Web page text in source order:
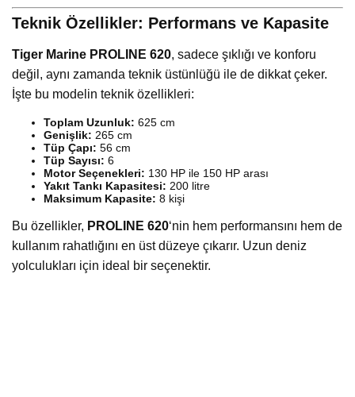
Teknik Özellikler: Performans ve Kapasite
Tiger Marine PROLINE 620, sadece şıklığı ve konforu
değil, aynı zamanda teknik üstünlüğü ile de dikkat çeker.
İşte bu modelin teknik özellikleri:
Toplam Uzunluk: 625 cm
Genişlik: 265 cm
Tüp Çapı: 56 cm
Tüp Sayısı: 6
Motor Seçenekleri: 130 HP ile 150 HP arası
Yakıt Tankı Kapasitesi: 200 litre
Maksimum Kapasite: 8 kişi
Bu özellikler, PROLINE 620‘nin hem performansını hem de
kullanım rahatlığını en üst düzeye çıkarır. Uzun deniz
yolculukları için ideal bir seçenektir.